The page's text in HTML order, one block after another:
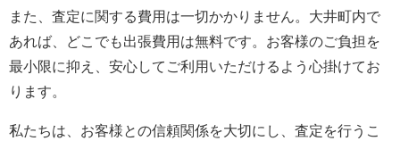
また、査定に関する費用は一切かかりません。大井町内で
あれば、どこでも出張費用は無料です。お客様のご負担を
最小限に抑え、安心してご利用いただけるよう心掛けてお
ります。
私たちは、お客様との信頼関係を大切にし、査定を行うこ